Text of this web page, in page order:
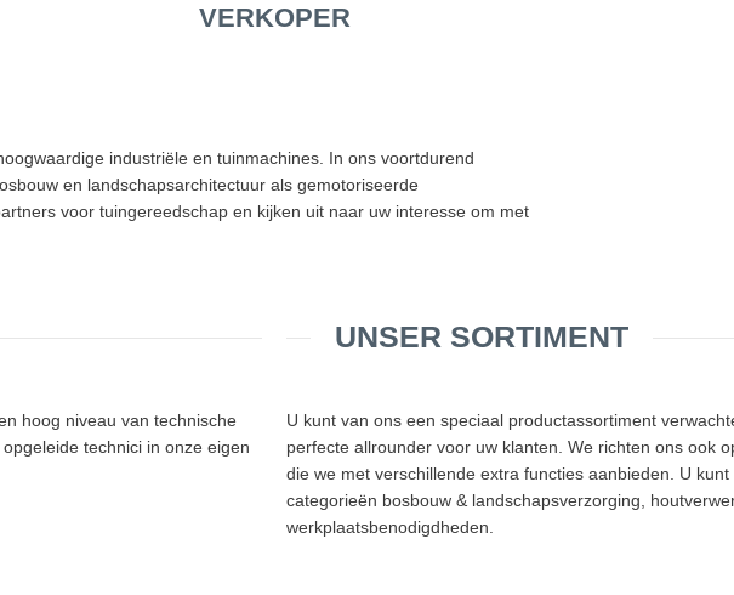
VERKOPER
industriële en tuinmachines. In ons voortdurend
en landschapsarchitectuur als gemotoriseerde
voor tuingereedschap en kijken uit naar uw interesse om met
hoog niveau van technische
technici in onze eigen
UNSER SORTIMENT
U kunt van ons een speciaal productassortiment
perfecte allrounder voor uw klanten. We richten ons ook
die we met verschillende extra functies aanbieden. U
categorieën bosbouw & landschapsverzorging,
werkplaatsbenodigdheden.